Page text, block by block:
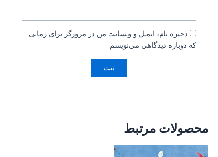
ذخیره نام، ایمیل و وبسایت من در مرورگر برای زمانی
که دوباره دیدگاهی می‌نویسم.
محصولات مرتبط